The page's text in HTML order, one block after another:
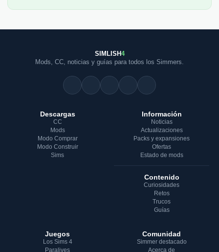
SIMLISH4
Mods, CC, noticias y guías para todos los Simmers.
Descargas
CC
Mods
Modo Comprar
Modo Construir
Sims
Información
Noticias
Actualizaciones
Packs y expansiones
Ofertas
Estado de mods
Contenido
Curiosidades
Retos
Trucos
Guías
Juegos
Los Sims 4
Paralives
Comunidad
Simmer destacado
Acerca de